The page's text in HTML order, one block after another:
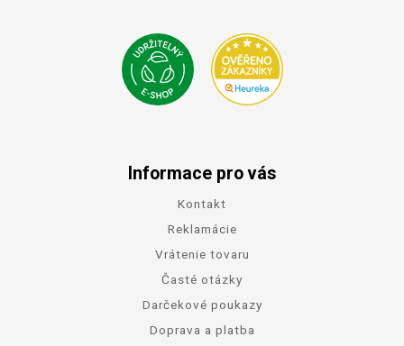
Informace pro vás
Kontakt
Reklamácie
Vrátenie tovaru
Časté otázky
Darčekové poukazy
Doprava a platba